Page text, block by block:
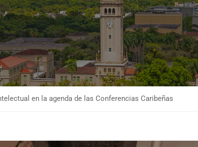
en la agenda de las Conferencias Caribeñas